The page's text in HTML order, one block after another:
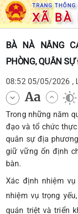
TRANG
XÃ BÀ
BÀ NÀ NÂNG
PHÒNG, QUÂN
08:52 05/05/2026 ,
Trong những năm
đạo và tổ chức
quân sự địa
giữ vững ổn định
bàn.
Xác định nhiệm
nhiệm vụ trọng
quán triệt và triển